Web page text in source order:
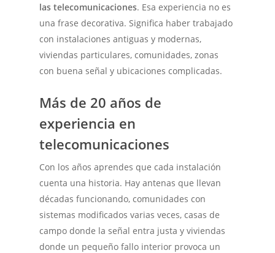
las telecomunicaciones. Esa experiencia no es
una frase decorativa. Significa haber trabajado
con instalaciones antiguas y modernas,
viviendas particulares, comunidades, zonas
con buena señal y ubicaciones complicadas.
Más de 20 años de
experiencia en
telecomunicaciones
Con los años aprendes que cada instalación
cuenta una historia. Hay antenas que llevan
décadas funcionando, comunidades con
sistemas modificados varias veces, casas de
campo donde la señal entra justa y viviendas
donde un pequeño fallo interior provoca un